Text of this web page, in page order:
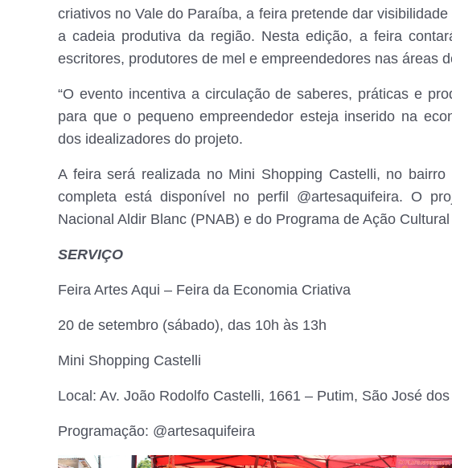
criativos no Vale do Paraíba, a feira pretende dar
a cadeia produtiva da região. Nesta edição, a feira
escritores, produtores de mel e empreendedores nas áreas
“O evento incentiva a circulação de saberes, práticas e
para que o pequeno empreendedor esteja inserido na
dos idealizadores do projeto.
A feira será realizada no Mini Shopping Castelli, no
completa está disponível no perfil @artesaquifeira. O
Nacional Aldir Blanc (PNAB) e do Programa de Ação
SERVIÇO
Feira Artes Aqui – Feira da Economia Criativa
20 de setembro (sábado), das 10h às 13h
Mini Shopping Castelli
Local: Av. João Rodolfo Castelli, 1661 – Putim, São José
Programação: @artesaquifeira